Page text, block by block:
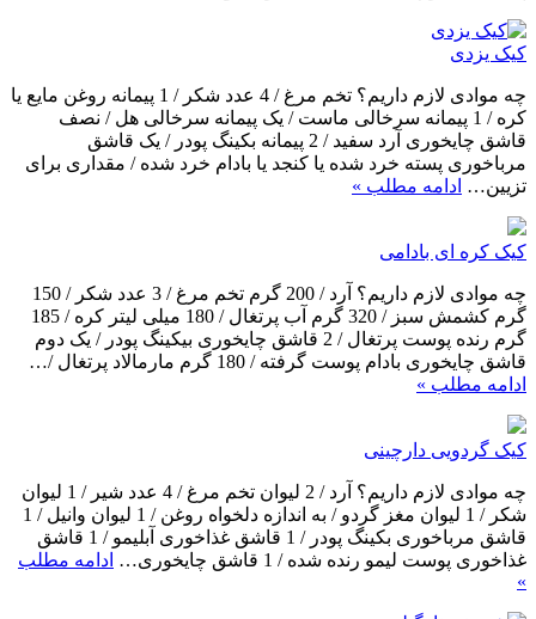
کیک یزدی
چه موادی لازم داریم؟ تخم مرغ / 4 عدد شکر / 1 پیمانه روغن مایع یا
کره / 1 پیمانه سرخالی ماست / یک پیمانه سرخالی هل / نصف
قاشق چایخوری آرد سفید / 2 پیمانه بکینگ پودر / یک قاشق
مرباخوری پسته خرد شده یا کنجد یا بادام خرد شده / مقداری برای
تزیین… ادامه مطلب »
کیک کره ای بادامی
چه موادی لازم داریم؟ آرد / 200 گرم تخم مرغ / 3 عدد شکر / 150
گرم کشمش سبز / 320 گرم آب پرتغال / 180 میلی لیتر کره / 185
گرم رنده پوست پرتغال / 2 قاشق چایخوری بیکینگ پودر / یک دوم
قاشق چایخوری بادام پوست گرفته / 180 گرم مارمالاد پرتغال /…
ادامه مطلب »
کیک گردویی دارچینی
چه موادی لازم داریم؟ آرد / 2 لیوان تخم مرغ / 4 عدد شیر / 1 لیوان
شکر / 1 لیوان مغز گردو / به اندازه دلخواه روغن / 1 لیوان وانیل / 1
قاشق مرباخوری بکینگ پودر / 1 قاشق غذاخوری آبلیمو / 1 قاشق
غذاخوری پوست لیمو رنده شده / 1 قاشق چایخوری…
ادامه مطلب
»